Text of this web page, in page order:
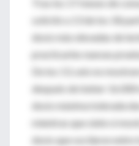
Tras los 17 meses de
solicitó a 13 de los 18
dosis más elevadas de
practicarles nuevas
De los 13, seis no
después de beber 16.000
dosis máxima tolerada
mientras que siete si
dosis que oscilaron entre